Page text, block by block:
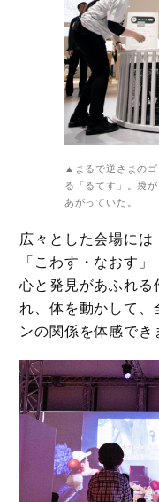
▲まるで逆さまの
る「るてす」。袋
あがっていた。
広々とした会場には
「こわす・なおす
心と発見があふれ
れ、体を動かして、
ンの関係を体感でき